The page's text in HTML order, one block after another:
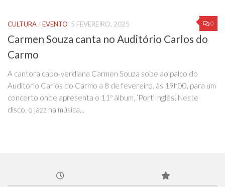
0
CULTURA /EVENTO 5 FEVEREIRO, 2025
Carmen Souza canta no Auditório Carlos do
Carmo
A cantora cabo-verdiana Carmen Souza sobe ao palco do
Auditório Carlos do Carmo a 8 de fevereiro, às 19h00, para um
concerto onde apresenta o 11º álbum, ‘Port’Inglês’. Neste
disco, o jazz na música...